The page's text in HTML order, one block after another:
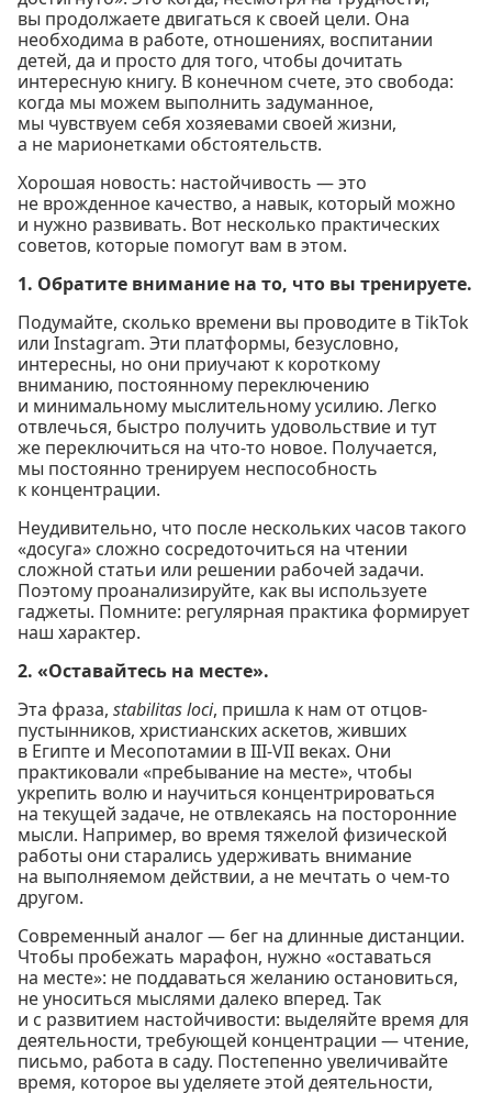
вы продолжаете двигаться к своей цели. Она
необходима в работе, отношениях, воспитании
детей, да и просто для того, чтобы дочитать
интересную книгу. В конечном счете, это свобода:
когда мы можем выполнить задуманное,
мы чувствуем себя хозяевами своей жизни,
а не марионетками обстоятельств.
Хорошая новость: настойчивость — это
не врожденное качество, а навык, который можно
и нужно развивать. Вот несколько практических
советов, которые помогут вам в этом.
1. Обратите внимание на то, что вы тренируете.
Подумайте, сколько времени вы проводите в TikTok
или Instagram. Эти платформы, безусловно,
интересны, но они приучают к короткому
вниманию, постоянному переключению
и минимальному мыслительному усилию. Легко
отвлечься, быстро получить удовольствие и тут
же переключиться на что-то новое. Получается,
мы постоянно тренируем неспособность
к концентрации.
Неудивительно, что после нескольких часов такого
«досуга» сложно сосредоточиться на чтении
сложной статьи или решении рабочей задачи.
Поэтому проанализируйте, как вы используете
гаджеты. Помните: регулярная практика формирует
наш характер.
2. «Оставайтесь на месте».
Эта фраза, stabilitas loci, пришла к нам от отцов-
пустынников, христианских аскетов, живших
в Египте и Месопотамии в III-VII веках. Они
практиковали «пребывание на месте», чтобы
укрепить волю и научиться концентрироваться
на текущей задаче, не отвлекаясь на посторонние
мысли. Например, во время тяжелой физической
работы они старались удерживать внимание
на выполняемом действии, а не мечтать о чем-то
другом.
Современный аналог — бег на длинные дистанции.
Чтобы пробежать марафон, нужно «оставаться
на месте»: не поддаваться желанию остановиться,
не уноситься мыслями далеко вперед. Так
и с развитием настойчивости: выделяйте время для
деятельности, требующей концентрации — чтение,
письмо, работа в саду. Постепенно увеличивайте
время, которое вы уделяете этой деятельности,